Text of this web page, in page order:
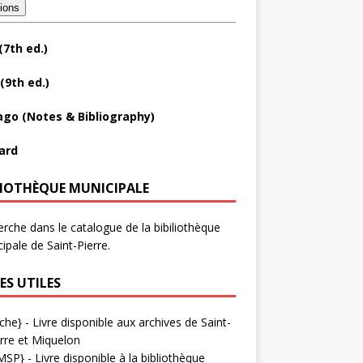
ed.)
ed.)
(Notes & Bibliography)
MUNICIPALE
dans le catalogue de la bibiliothèque
de Saint-Pierre.
UTILES
- Livre disponible aux archives de Saint-
et Miquelon
- Livre disponible à la bibliothèque